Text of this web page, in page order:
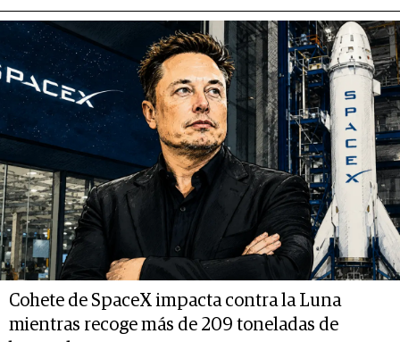
Cohete de SpaceX impacta contra la Luna
mientras recoge más de 209 toneladas de